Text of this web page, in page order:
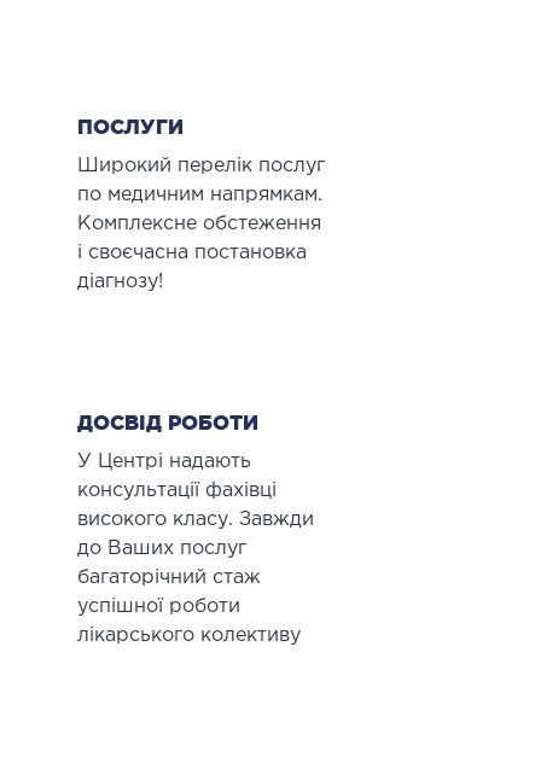
нейрохірургії
лікування
ХІРУРГІЯ
ПОСЛУГИ
Широкий перелік послуг
по медичним напрямкам.
Комплексне обстеження
і своєчасна постановка
діагнозу!
ДОСВІД РОБОТИ
У Центрі надають
консультації фахівці
високого класу. Завжди
до Ваших послуг
багаторічний стаж
успішної роботи
лікарського колективу